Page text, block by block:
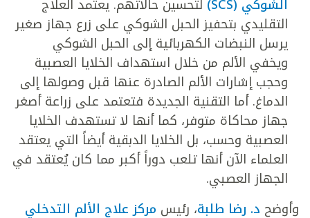
الشوكي (SCS)
لتحسين حالاتهم. يعتمد العلاج
التقليدي بتحفيز الحبل الشوكي على زرع جهاز صغير
يرسل النبضات الكهربائية إلى الحبل الشوكي
ويخفي الألم من خلال استهداف الخلايا العصبية
وحجب إشارات الألم الصادرة عنها قبل وصولها إلى
الدماغ. أما التقنية الجديدة فتعتمد على زراعة أصغر
جهاز محاكاة متوفر، كما أنها لا تستهدف الخلايا
العصبية وحسب، بل الخلايا الدبقية أيضاً التي يعتقد
العلماء الآن أنها تلعب دوراً أكبر مما كان يُعتقد في
الجهاز العصبي.
وأوضح د. رضا طلبة، رئيس مركز علاج الألم التدخلي